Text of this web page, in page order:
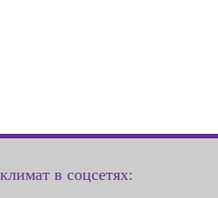
в соцсетях: